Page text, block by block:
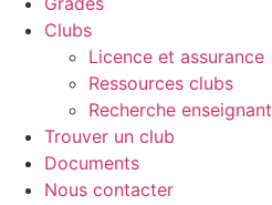
Clubs
Licence et assurance
Ressources clubs
Recherche enseignant
Trouver un club
Documents
Nous contacter